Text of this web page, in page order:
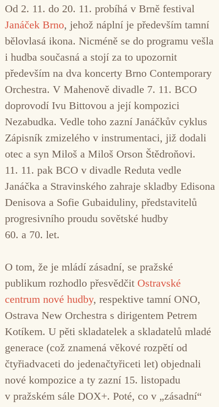
Od 2. 11. do 20. 11. probíhá v Brně festival
Janáček Brno, jehož náplní je především tamní
bělovlasá ikona. Nicméně se do programu vešla
i hudba současná a stojí za to upozornit
především na dva koncerty Brno Contemporary
Orchestra. V Mahenově divadle 7. 11. BCO
doprovodí Ivu Bittovou a její kompozici
Nezabudka. Vedle toho zazní Janáčkův cyklus
Zápisník zmizelého v instrumentaci, již dodali
otec a syn Miloš a Miloš Orson Štědroňovi.
11. 11. pak BCO v divadle Reduta vedle
Janáčka a Stravinského zahraje skladby Edisona
Denisova a Sofie Gubaiduliny, představitelů
progresivního proudu sovětské hudby
60. a 70. let.
O tom, že je mládí zásadní, se pražské
publikum rozhodlo přesvědčit Ostravské
centrum nové hudby, respektive tamní ONO,
Ostrava New Orchestra s dirigentem Petrem
Kotíkem. U pěti skladatelek a skladatelů mladé
generace (což znamená věkové rozpětí od
čtyřiadvaceti do jedenačtyřiceti let) objednali
nové kompozice a ty zazní 15. listopadu
v pražském sále DOX+. Poté, co v „zásadní“